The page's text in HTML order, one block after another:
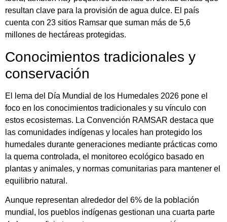
resultan clave para la provisión de agua dulce. El país
cuenta con 23 sitios Ramsar que suman más de 5,6
millones de hectáreas protegidas.
Conocimientos tradicionales y
conservación
El lema del Día Mundial de los Humedales 2026 pone el
foco en los conocimientos tradicionales y su vínculo con
estos ecosistemas. La Convención RAMSAR destaca que
las comunidades indígenas y locales han protegido los
humedales durante generaciones mediante prácticas como
la quema controlada, el monitoreo ecológico basado en
plantas y animales, y normas comunitarias para mantener el
equilibrio natural.
Aunque representan alrededor del 6% de la población
mundial, los pueblos indígenas gestionan una cuarta parte